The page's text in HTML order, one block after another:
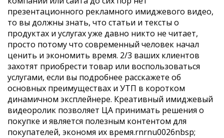
презентационного рекламного имиджевого видео,
то вы должны знать, что статьи и тексты о
продуктах и услугах уже давно никто не читает,
просто потому что современный человек начал
ценить и экономить время. 2/3 ваших клиентов
захотят приобрести товар или воспользоваться
услугами, если вы подробнее расскажете об
основных преимуществах и УТП в коротком
динамичном эксплейнере. Креативный имиджевый
видеоролик позволяет ЦА принимать решения о
покупке и является полезным контентом для
покупателей, экономя их время.rnrnu0026nbsp;